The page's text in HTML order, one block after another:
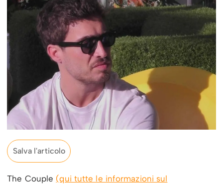
Salva l'articolo
The Couple (qui tutte le informazioni sul